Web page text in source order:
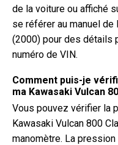
de la voiture ou affiché
se référer au manuel
(2000) pour des détails
numéro de VIN.
Comment puis-je
ma Kawasaki Vulcan
Vous pouvez vérifier la
Kawasaki Vulcan 800
manomètre. La